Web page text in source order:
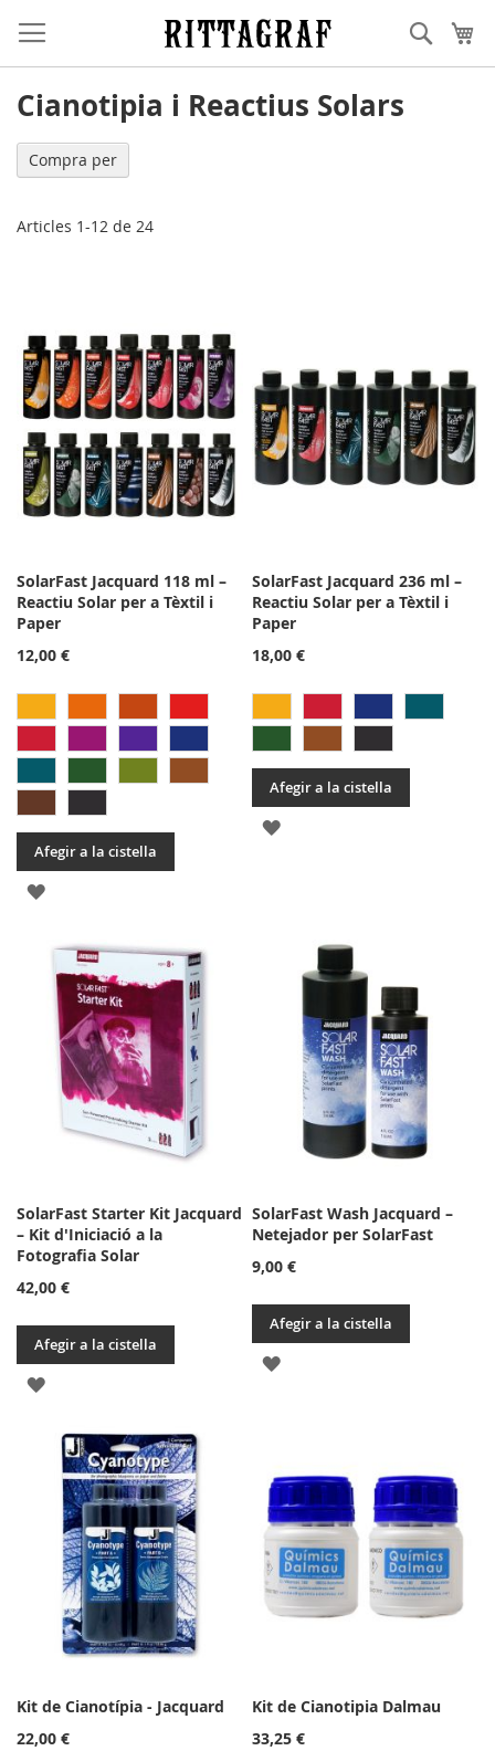
to
Cerca
Cianotipia i Reactius Solars
Compra per
Articles 1-12 de 24
SolarFast Jacquard 118 ml –
Reactiu Solar per a Tèxtil i
Paper
12,00 €
Afegir a la cistella
AFEGIR
LA
LLISTA
DE
DESITJOS
SolarFast Jacquard 236 ml –
Reactiu Solar per a Tèxtil i
Paper
18,00 €
Afegir a la cistella
AFEGIR
LLISTA
DE
DESITJOS
SolarFast Starter Kit Jacquard
– Kit d'Iniciació a la
Fotografia Solar
42,00 €
Afegir a la cistella
AFEGIR
LA
LLISTA
DE
DESITJOS
SolarFast Wash Jacquard –
Netejador per SolarFast
9,00 €
Afegir a la cistella
AFEGIR
LLISTA
DE
DESITJOS
Kit de Cianotípia - Jacquard
22,00 €
Kit de Cianotipia Dalmau
33,25 €